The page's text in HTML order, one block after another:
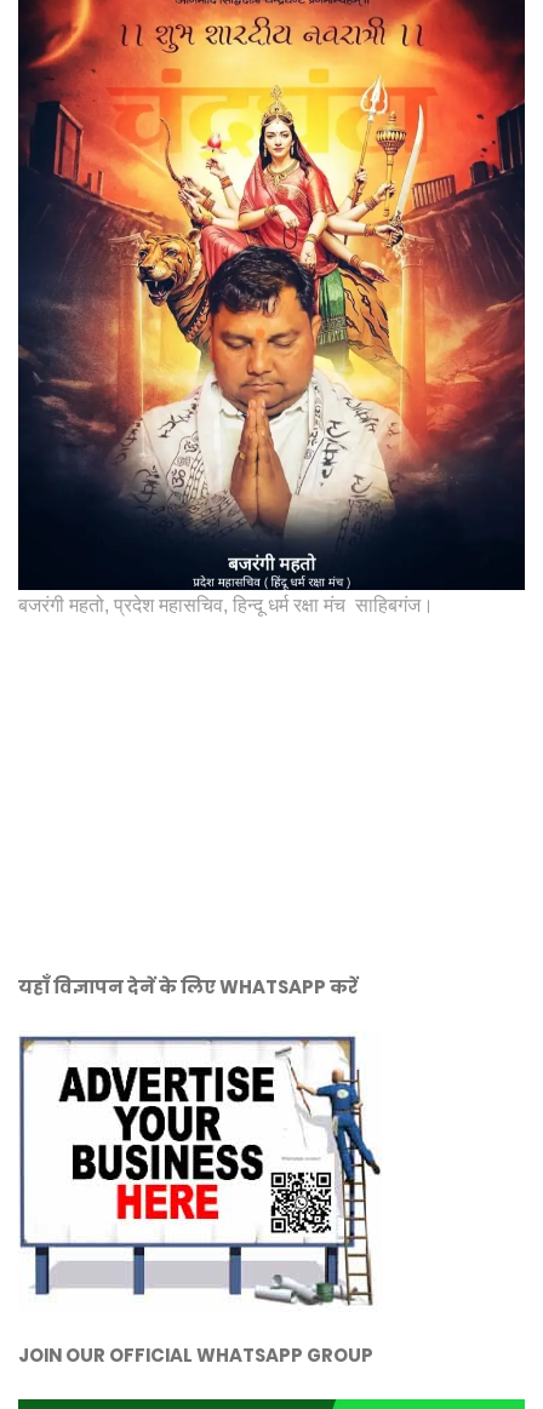
बजरंगी महतो, प्रदेश महासचिव, हिन्दू धर्म रक्षा मंच साहिबगंज।
यहाँ विज्ञापन देनें के लिए WHATSAPP करें
JOIN OUR OFFICIAL WHATSAPP GROUP